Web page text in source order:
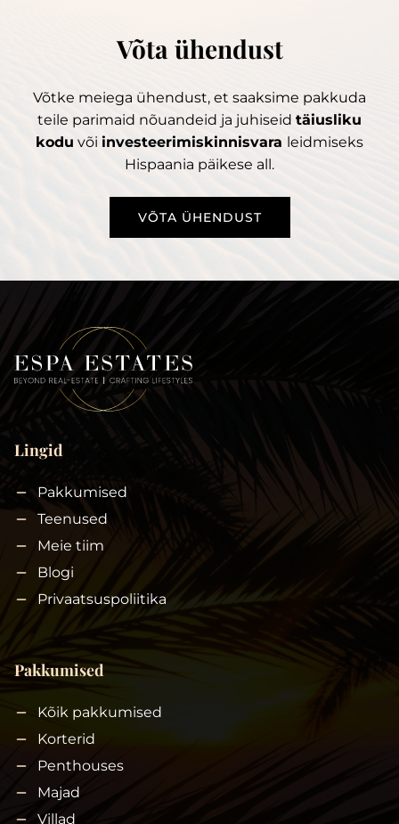
Võta ühendust
Võtke meiega ühendust, et saaksime pakkuda
teile parimaid nõuandeid ja juhiseid täiusliku
kodu või investeerimiskinnisvara leidmiseks
Hispaania päikese all.
VÕTA ÜHENDUST
Lingid
Pakkumised
Teenused
Meie tiim
Blogi
Privaatsuspoliitika
Pakkumised
Kõik pakkumised
Korterid
Penthouses
Majad
Villad